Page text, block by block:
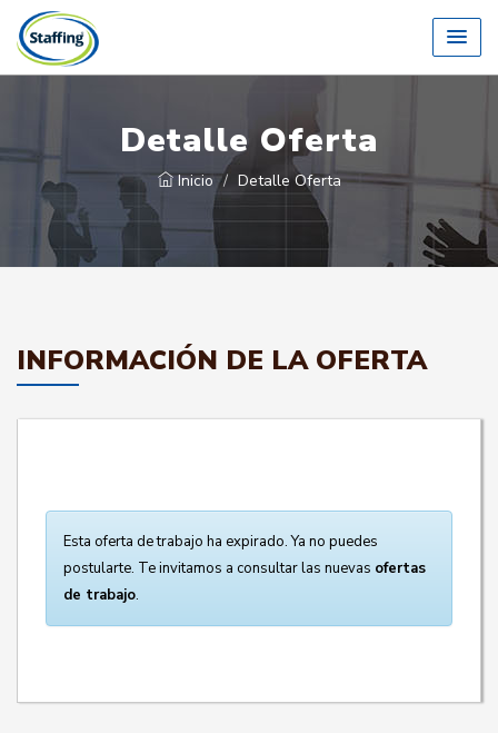
Detalle Oferta
Inicio Detalle Oferta
INFORMACIÓN DE LA OFERTA
Esta oferta de trabajo ha expirado. Ya no puedes
postularte. Te invitamos a consultar las nuevas ofertas
de trabajo.